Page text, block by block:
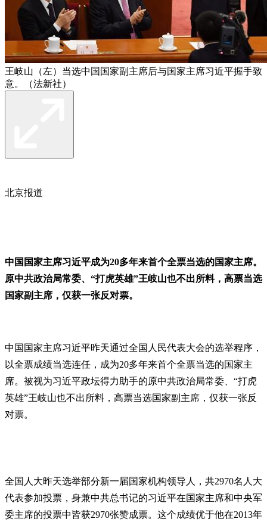
王岐山（左）当选中国国家副主席后与国家主席习近平握手致
意。（法新社）
北京报道
中国国家主席习近平成为20多年来首个全票当选的国家主席。
原中共政治局常委、“打虎英雄”王岐山也不出所料，高票当选
国家副主席，仅获一张反对票。
中国国家主席习近平昨天通过全国人民代表大会的选举程序，
以全票成绩当选连任，成为20多年来首个全票当选的国家主
席。被视为习近平政坛得力助手的原中共政治局常委、“打虎
英雄”王岐山也不出所料，高票当选国家副主席，仅获一张反
对票。
全国人大昨天选举部分新一届国家机构领导人，共2970名人大
代表参加投票，身兼中共总书记的习近平在国家主席和中央军
委主席的投票中皆获2970张赞成票。这个成绩优于他在2013年